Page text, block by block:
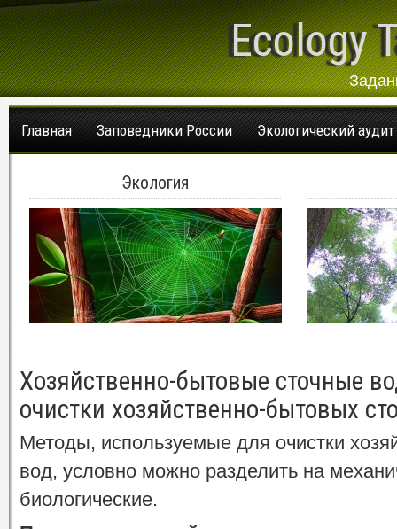
Ecology
Главная Заповедники России Экологический аудит
Экология
Хозяйственно-бытовые сточные
очистки хозяйственно-бытовых
Методы, используемые для очистки
вод, условно можно разделить на
биологические.